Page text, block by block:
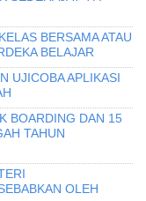
BERSAMA ATAU
BELAJAR
UJICOBA APLIKASI
BOARDING DAN 15
TAHUN
OLEH